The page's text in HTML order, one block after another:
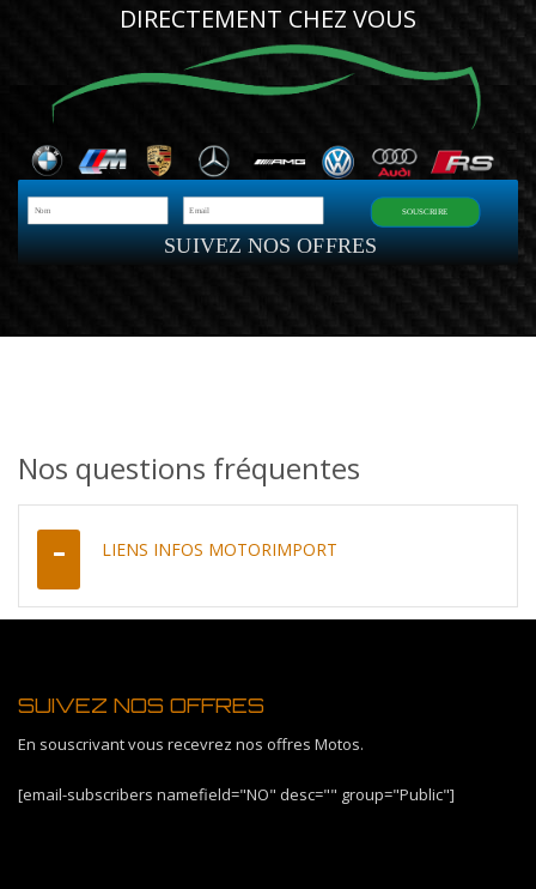
DIRECTEMENT CHEZ VOUS
SUIVEZ NOS OFFRES
SOUSCRIRE
Nos questions fréquentes
LIENS INFOS MOTORIMPORT
SUIVEZ NOS OFFRES
En souscrivant vous recevrez nos offres Motos.
[email-subscribers namefield="NO" desc="" group="Public"]